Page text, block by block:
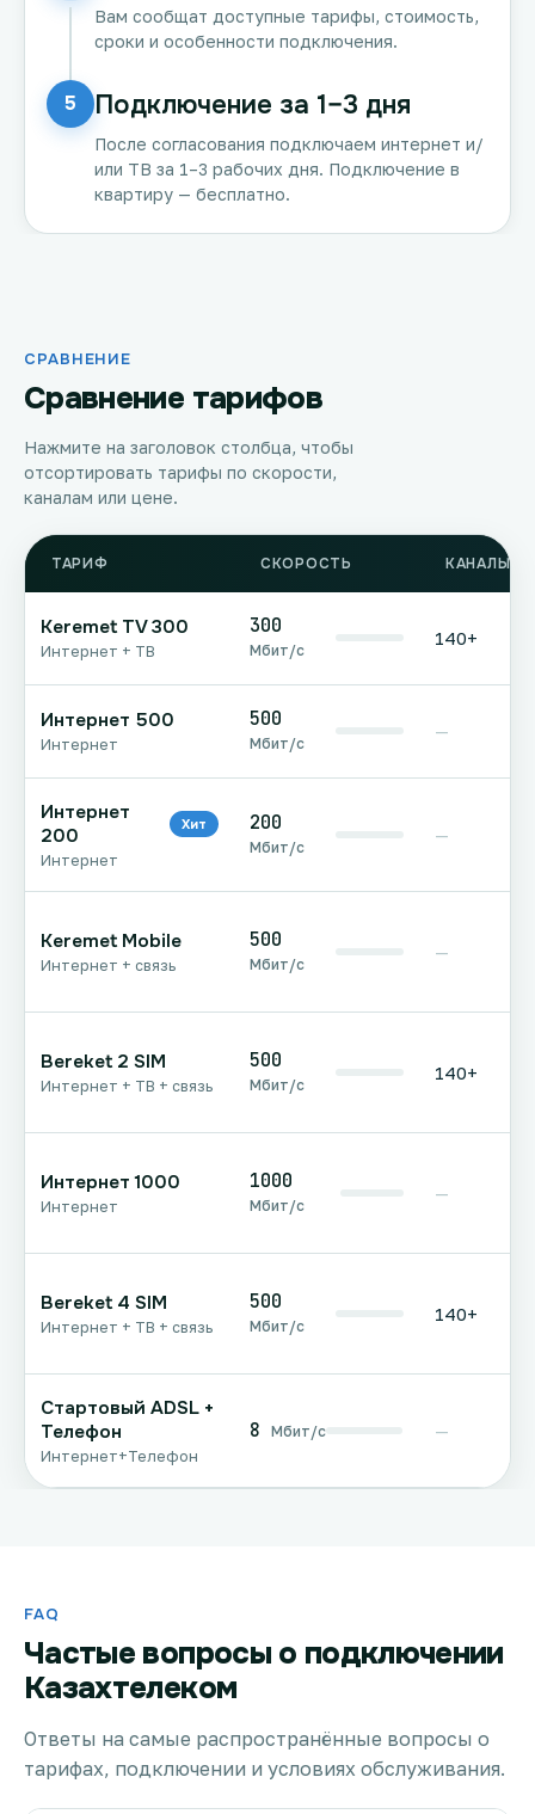
Вам сообщат доступные тарифы, стоимость,
сроки и особенности подключения.
5 Подключение за 1–3 дня
После согласования подключаем интернет и/
или ТВ за 1–3 рабочих дня. Подключение в
квартиру — бесплатно.
СРАВНЕНИЕ
Сравнение тарифов
Нажмите на заголовок столбца, чтобы
отсортировать тарифы по скорости,
каналам или цене.
ТАРИФ СКОРОСТЬ КАНАЛЫ
Keremet TV 300
Интернет + ТВ
300
Мбит/с
140+
Интернет 500
Интернет
500
Мбит/с
—
Интернет
200
Хит
Интернет
200
Мбит/с
—
Keremet Mobile
Интернет + связь
500
Мбит/с
—
Bereket 2 SIM
Интернет + ТВ + связь
500
Мбит/с
140+
Интернет 1000
Интернет
1000
Мбит/с
—
Bereket 4 SIM
Интернет + ТВ + связь
500
Мбит/с
140+
Стартовый ADSL +
Телефон
Интернет+Телефон
8 Мбит/с —
FAQ
Частые вопросы о подключении
Казахтелеком
Ответы на самые распространённые вопросы о
тарифах, подключении и условиях обслуживания.